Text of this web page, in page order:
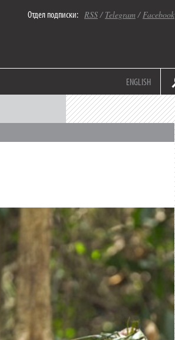
Отдел подписки: RSS/ Telegram/Facebook
ENGLISH